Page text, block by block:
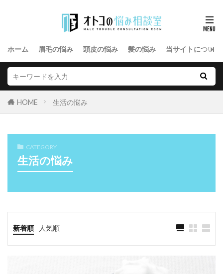
ホーム 眉毛の悩み 頭皮の悩み 髪の悩み 当サイトについて
HOME 生活の悩み
CATEGORY
生活の悩み
新着順 人気順